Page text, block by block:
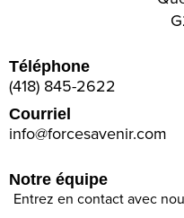
Téléphone
(418) 845-2622
Courriel
info@forcesavenir.com
Notre équipe
Entrez en contact avec